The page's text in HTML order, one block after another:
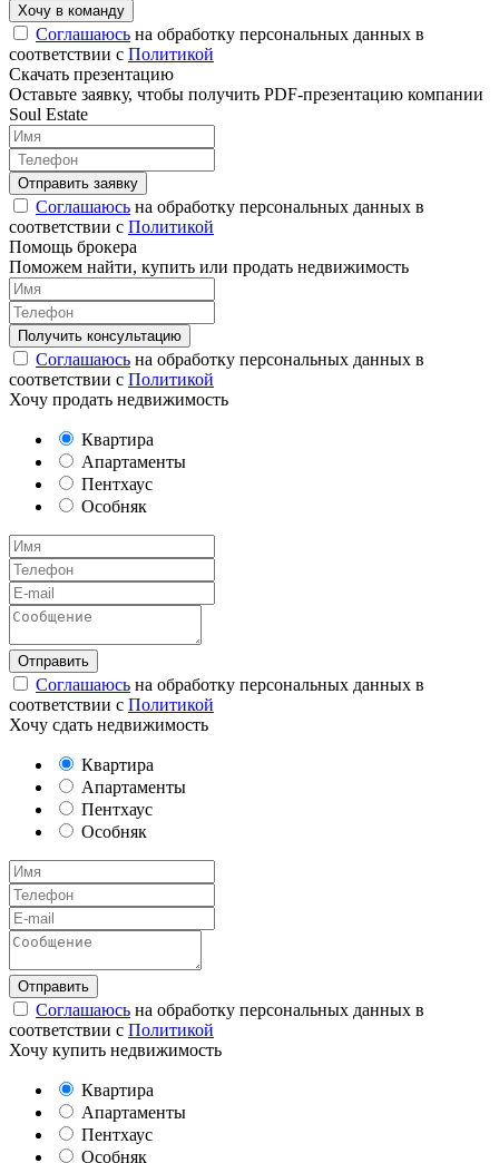
Соглашаюсь на обработку персональных данных в
соответствии с Политикой
Скачать презентацию
Оставьте заявку, чтобы получить PDF-презентацию компании
Soul Estate
Соглашаюсь на обработку персональных данных в
соответствии с Политикой
Помощь брокера
Поможем найти, купить или продать недвижимость
Соглашаюсь на обработку персональных данных в
соответствии с Политикой
Хочу продать недвижимость
Квартира
Апартаменты
Пентхаус
Особняк
Соглашаюсь на обработку персональных данных в
соответствии с Политикой
Хочу сдать недвижимость
Квартира
Апартаменты
Пентхаус
Особняк
Соглашаюсь на обработку персональных данных в
соответствии с Политикой
Хочу купить недвижимость
Квартира
Апартаменты
Пентхаус
Особняк